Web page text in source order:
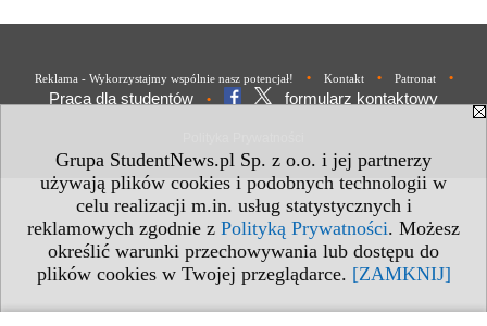
Grupa StudentNews.pl Sp. z o.o. i jej partnerzy
używają plików cookies i podobnych technologii w
celu realizacji m.in. usług statystycznych i
reklamowych zgodnie z Polityką Prywatności. Możesz
określić warunki przechowywania lub dostępu do
plików cookies w Twojej przeglądarce. [ZAMKNIJ]
Reklama - Wykorzystajmy wspólnie nasz potencjał! • Kontakt • Patronat •
Praca dla studentów • formularz kontaktowy